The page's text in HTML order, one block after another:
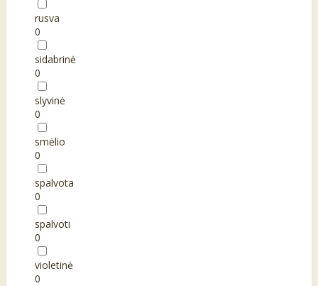
rusva
0
sidabrinė
0
slyvinė
0
smėlio
0
spalvota
0
spalvoti
0
violetinė
0